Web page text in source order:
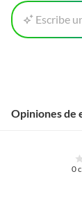
Escribe
Opiniones de
0